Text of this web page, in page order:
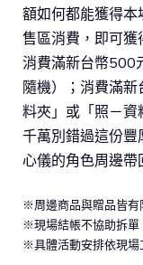
額如何都能獲得本
售區消費，即可獲
消費滿新台幣500
隨機）；消費滿
料夾」或「照－資
千萬別錯過這份
心儀的角色周邊帶
※周邊商品與贈品皆有
※現場結帳不協助拆單
※具體活動安排依現場